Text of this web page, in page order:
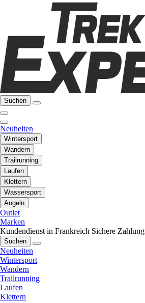
Suchen
Neuheiten
Wintersport
Wandern
Trailrunning
Laufen
Klettern
Wassersport
Angeln
Outlet
Marken
Kundendienst in Frankreich Sichere Zahlung
Suchen
Neuheiten
Wintersport
Wandern
Trailrunning
Laufen
Klettern